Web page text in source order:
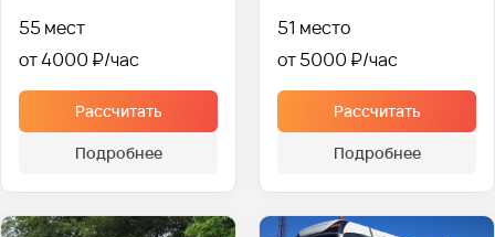
55 мест
от 4000 ₽
Рассчитать
Подробнее
51 место
от 5000 ₽
Рассчитать
Подробнее